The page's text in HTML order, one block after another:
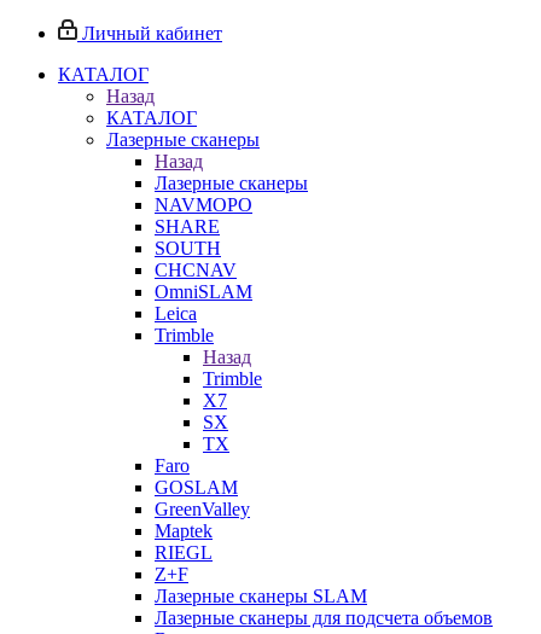
Личный кабинет
КАТАЛОГ
Назад
КАТАЛОГ
Лазерные сканеры
Назад
Лазерные сканеры
NAVMOPO
SHARE
SOUTH
CHCNAV
OmniSLAM
Leica
Trimble
Назад
Trimble
X7
SX
TX
Faro
GOSLAM
GreenValley
Maptek
RIEGL
Z+F
Лазерные сканеры SLAM
Лазерные сканеры для подсчета объемов